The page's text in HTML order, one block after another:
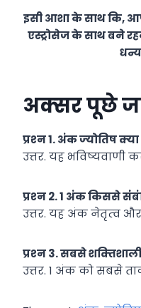
इसी आशा के साथ कि,
एस्ट्रोसेज के साथ बने
अक्‍सर पूछे
प्रश्‍न 1. अंक ज्‍योतिष क्‍या
उत्तर. यह भविष्‍यवाणी
प्रश्‍न 2. 1 अंक किससे
उत्तर. यह अंक नेतृत्‍व
प्रश्‍न 3. सबसे
उत्तर. 1 अंक को सबसे